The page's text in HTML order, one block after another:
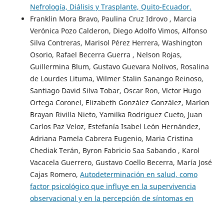
Nefrología, Diálisis y Trasplante, Quito-Ecuador.
Franklin Mora Bravo, Paulina Cruz Idrovo , Marcia
Verónica Pozo Calderon, Diego Adolfo Vimos, Alfonso
Silva Contreras, Marisol Pérez Herrera, Washington
Osorio, Rafael Becerra Guerra , Nelson Rojas,
Guillermina Blum, Gustavo Guevara Nolivos, Rosalina
de Lourdes Lituma, Wilmer Stalin Sanango Reinoso,
Santiago David Silva Tobar, Oscar Ron, Víctor Hugo
Ortega Coronel, Elizabeth González González, Marlon
Brayan Rivilla Nieto, Yamilka Rodriguez Cueto, Juan
Carlos Paz Veloz, Estefanía Isabel León Hernández,
Adriana Pamela Cabrera Eugenio, Maria Cristina
Chediak Terán, Byron Fabricio Saa Sabando , Karol
Vacacela Guerrero, Gustavo Coello Becerra, María José
Cajas Romero, Autodeterminación en salud, como
factor psicológico que influye en la supervivencia
observacional y en la percepción de síntomas en